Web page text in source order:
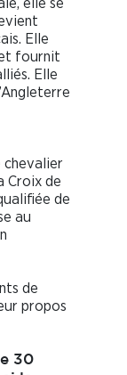
elle se
Elle
fournit
Elle
chevalier
Croix de
de
au
de
propos
30